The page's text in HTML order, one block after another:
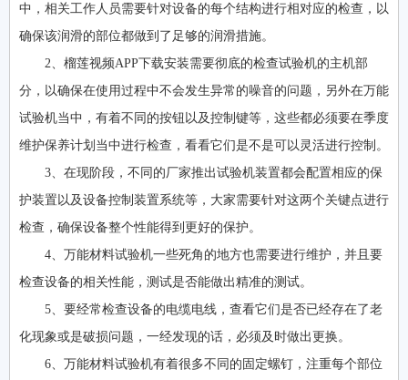
中，相关工作人员需要针对设备的每个结构进行相对应的检查，以
确保该润滑的部位都做到了足够的润滑措施。
2、榴莲视频APP下载安装需要彻底的检查试验机的主机部
分，以确保在使用过程中不会发生异常的噪音的问题，另外在万能
试验机当中，有着不同的按钮以及控制键等，这些都必须要在季度
维护保养计划当中进行检查，看看它们是不是可以灵活进行控制。
3、在现阶段，不同的厂家推出试验机装置都会配置相应的保
护装置以及设备控制装置系统等，大家需要针对这两个关键点进行
检查，确保设备整个性能得到更好的保护。
4、万能材料试验机一些死角的地方也需要进行维护，并且要
检查设备的相关性能，测试是否能做出精准的测试。
5、要经常检查设备的电缆电线，查看它们是否已经存在了老
化现象或是破损问题，一经发现的话，必须及时做出更换。
6、万能材料试验机有着很多不同的固定螺钉，注重每个部位